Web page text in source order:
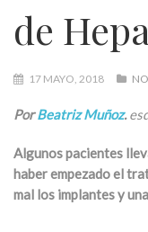
de
17 MAYO, 2018
PorBeatriz Muñoz.
Algunos pacientes
haber empezado el
mal los implantes y